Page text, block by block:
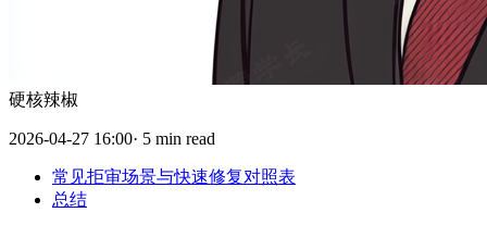
硬核辣椒
2026-04-27 16:00· 5 min read
常见拒审场景与快速修复对照表
总结